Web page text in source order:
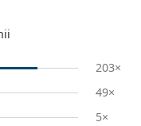
203×
49×
5×